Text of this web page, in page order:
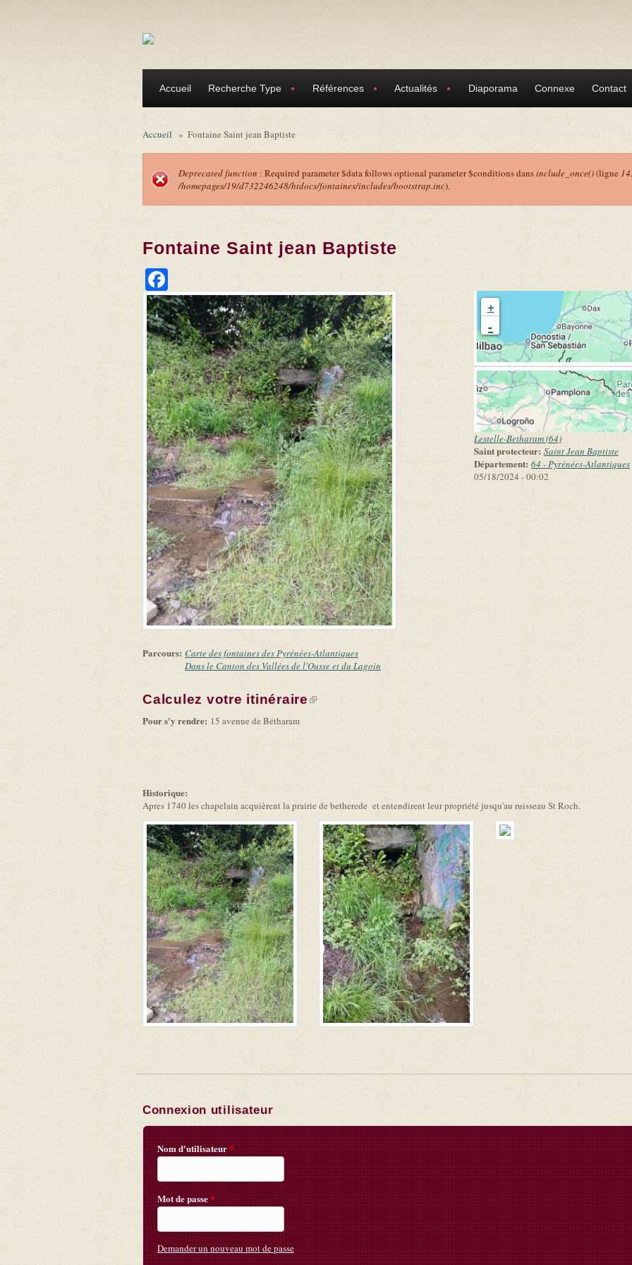
Accueil Recherche Type Références Actualités Diaporama Connexe Contact
Accueil » Fontaine Saint jean Baptiste
Message d'erreur
Deprecated function : Required parameter $data follows optional parameter $conditions dansinclude_once()(ligne
/homepages/19/d732246248/htdocs/fontaines/includes/bootstrap.inc).
Fontaine Saint jean Baptiste
+
-
Lestelle-Betharam (64)
Saint protecteur: Saint Jean Baptiste
Département: 64 - Pyrénées-Atlantiques
05/18/2024 - 00:02
Parcours: Carte des fontaines des Pyrénées-Atlantiques
Dans le Canton des Vallées de l'Ousse et du Lagoin
Calculez votre itinéraire(link is external)
Pour s'y rendre: 15 avenue de Bétharam
Historique:
Apres 1740 les chapelain acquièrent la prairie de betherede et entendirent leur propriété jusqu'au ruisseau St Roch.
Connexion utilisateur
Nom d'utilisateur*
Mot de passe*
Demander un nouveau mot de passe